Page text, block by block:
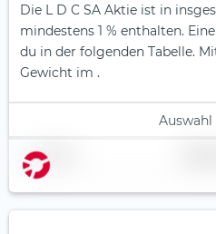
Die L D C SA Aktie ist in
mindestens 1 % enthalten.
du in der folgenden Tabelle.
Gewicht im .
Auswahl
Name